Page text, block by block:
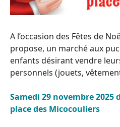
A l’occasion des Fêtes de
propose, un marché aux
enfants désirant vendre
personnels (jouets,
Samedi 29 novembre 2025
place des Micocouliers